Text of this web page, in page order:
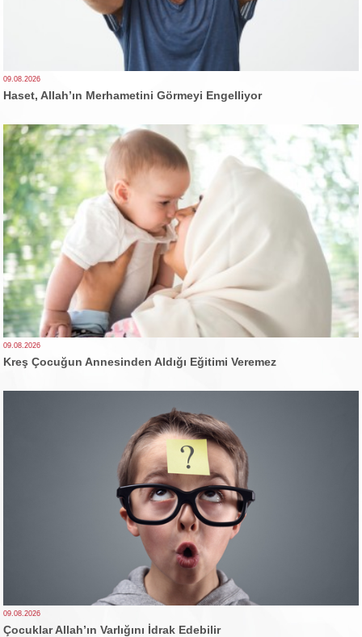
09.08.2026
Haset, Allah’ın Merhametini Görmeyi Engelliyor
09.08.2026
Kreş Çocuğun Annesinden Aldığı Eğitimi Veremez
09.08.2026
Çocuklar Allah’ın Varlığını İdrak Edebilir